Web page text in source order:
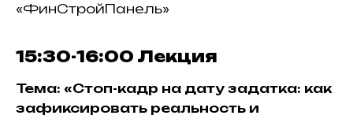
«ФинСтройПанель»
15:30-16:00 Лекция
Тема: «Стоп-кадр на дату задатка: как
зафиксировать реальность и